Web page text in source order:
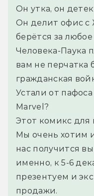
Он утка, он
Он делит офис с
берётся за
Человека-Паука
вам не перчатка
гражданская
Устали от
Marvel?
Этот комикс для
Мы очень хотим
нас получится
именно, к 5-6
презентуем и
продажи.